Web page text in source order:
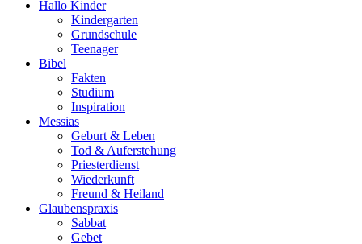
Hallo Kinder
Kindergarten
Grundschule
Teenager
Bibel
Fakten
Studium
Inspiration
Messias
Geburt & Leben
Tod & Auferstehung
Priesterdienst
Wiederkunft
Freund & Heiland
Glaubenspraxis
Sabbat
Gebet